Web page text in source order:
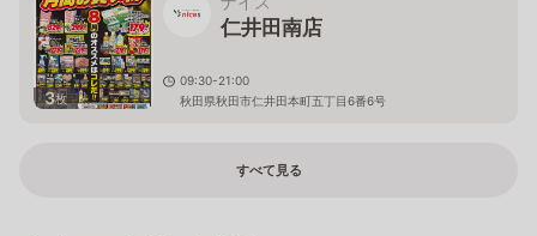
3枚
仁井田南店
09:30-21:00
秋田県秋田市仁井田本町五丁目6番6号
すべて見る